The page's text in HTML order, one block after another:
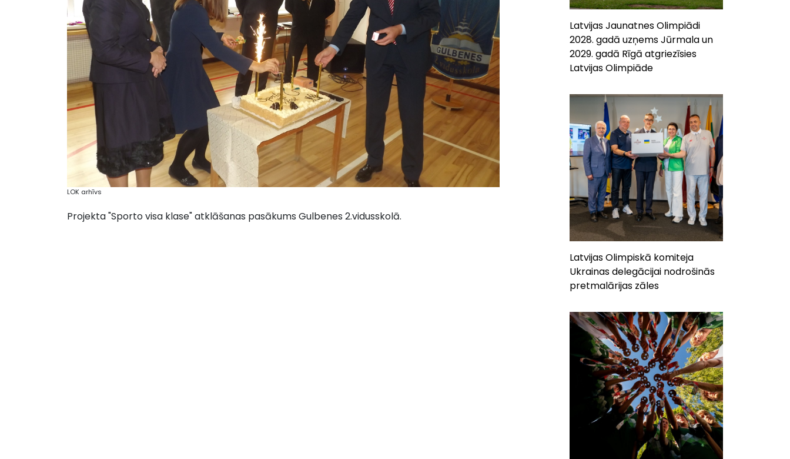
LOK arhīvs
Projekta "Sporto visa klase" atklāšanas pasākums Gulbenes 2.vidusskolā.
Latvijas Jaunatnes Olimpiādi
2028. gadā uzņems Jūrmala un
2029. gadā Rīgā atgriezīsies
Latvijas Olimpiāde
Latvijas Olimpiskā komiteja
Ukrainas delegācijai nodrošinās
pretmalārijas zāles